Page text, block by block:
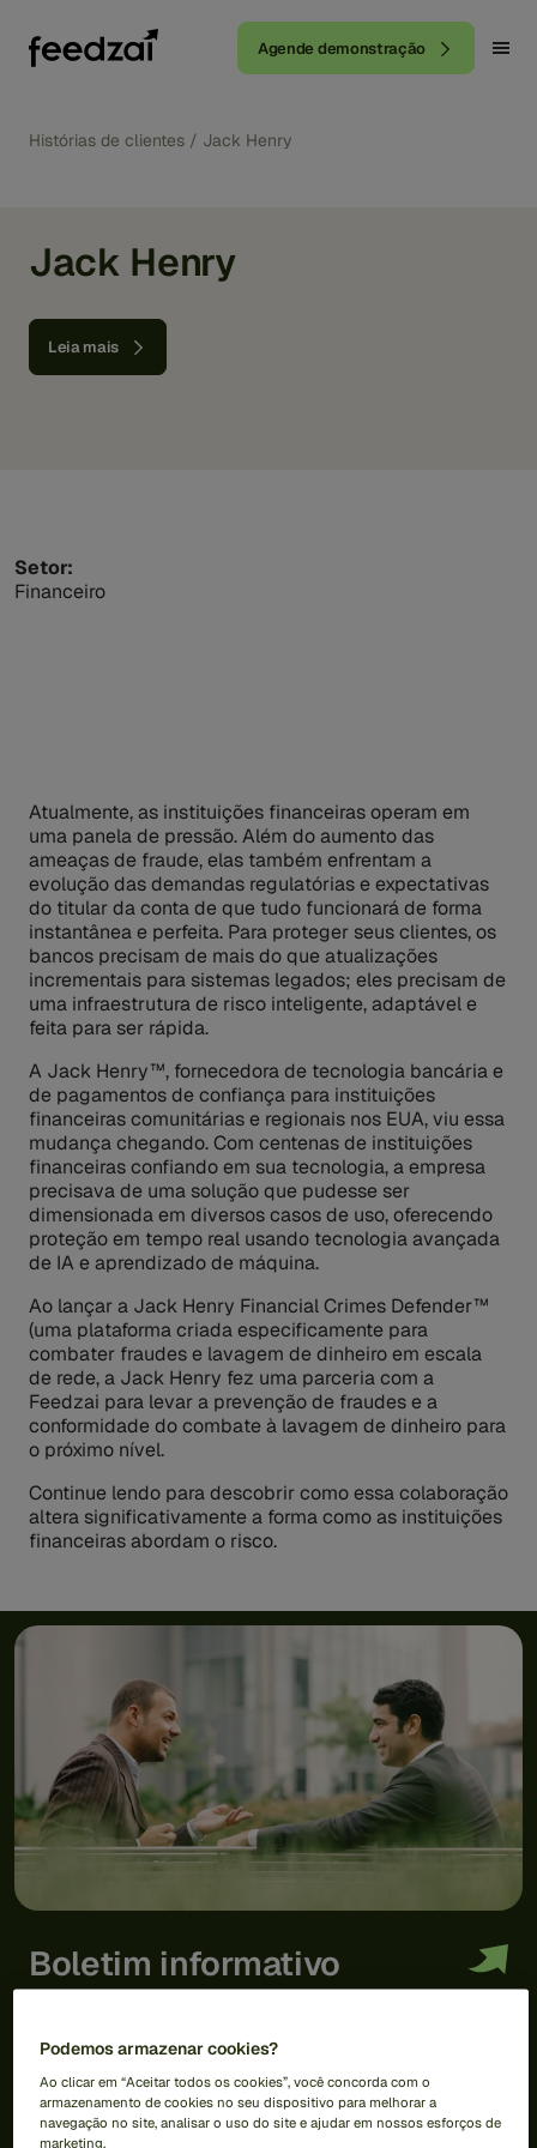
Agende demonstração
Histórias de clientes / Jack Henry
Jack Henry
Leia mais
Setor:
Financeiro
Atualmente, as instituições financeiras operam em
uma panela de pressão. Além do aumento das
ameaças de fraude, elas também enfrentam a
evolução das demandas regulatórias e expectativas
do titular da conta de que tudo funcionará de forma
instantânea e perfeita. Para proteger seus clientes, os
bancos precisam de mais do que atualizações
incrementais para sistemas legados; eles precisam de
uma infraestrutura de risco inteligente, adaptável e
feita para ser rápida.
A Jack Henry™, fornecedora de tecnologia bancária e
de pagamentos de confiança para instituições
financeiras comunitárias e regionais nos EUA, viu essa
mudança chegando. Com centenas de instituições
financeiras confiando em sua tecnologia, a empresa
precisava de uma solução que pudesse ser
dimensionada em diversos casos de uso, oferecendo
proteção em tempo real usando tecnologia avançada
de IA e aprendizado de máquina.
Ao lançar a Jack Henry Financial Crimes Defender™
(uma plataforma criada especificamente para
combater fraudes e lavagem de dinheiro em escala
de rede, a Jack Henry fez uma parceria com a
Feedzai para levar a prevenção de fraudes e a
conformidade do combate à lavagem de dinheiro para
o próximo nível.
Continue lendo para descobrir como essa colaboração
altera significativamente a forma como as instituições
financeiras abordam o risco.
Boletim informativo
Feedzai.
Inscreva-se hoje mesmo para receber nosso boletim
informativo.
Podemos armazenar cookies?
Ao clicar em “Aceitar todos os cookies”, você concorda com o
armazenamento de cookies no seu dispositivo para melhorar a
navegação no site, analisar o uso do site e ajudar em nossos esforços de
marketing.